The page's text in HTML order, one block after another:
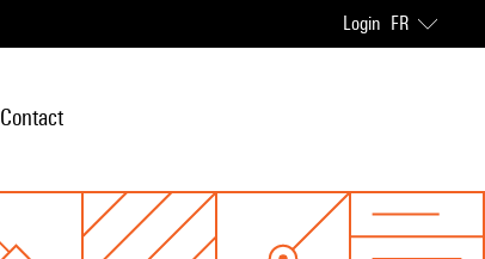
Login FR
Contact